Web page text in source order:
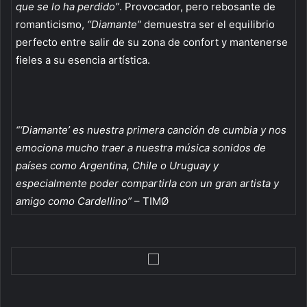
que se lo ha perdido”. Provocador, pero rebosante de
romanticismo, “Diamante” demuestra ser el equilibrio
perfecto entre salir de su zona de confort y mantenerse
fieles a su esencia artística.
“‘Diamante’ es nuestra primera canción de cumbia y nos
emociona mucho traer a nuestra música sonidos de
países como Argentina, Chile o Uruguay y
especialmente poder compartirla con un gran artista y
amigo como Cardellino” – TIMØ